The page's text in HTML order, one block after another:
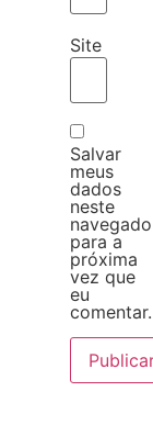
Site
Salvar
meus
dados
neste
para a
próxima
vez que
eu
comentar.